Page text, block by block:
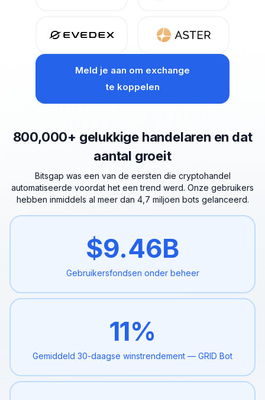
Meld je aan om exchange
te koppelen
800,000+ gelukkige handelaren en dat
aantal groeit
Bitsgap was een van de eersten die cryptohandel
automatiseerde voordat het een trend werd. Onze gebruikers
hebben inmiddels al meer dan 4,7 miljoen bots gelanceerd.
$9.46B
Gebruikersfondsen onderbeheer
11%
Gemiddeld 30-daagse winstrendement — GRID Bot